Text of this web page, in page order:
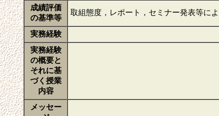
成績評価
の基準等
取組態度，レポート，セミナー発表等に
実務経験
実務経験
の概要と
それに基
づく授業
内容
メッセー